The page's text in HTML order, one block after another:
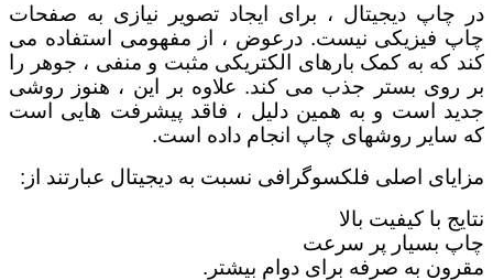
در چاپ دیجیتال ، برای ایجاد تصویر نیازی به صفحات
چاپ فیزیکی نیست. درعوض ، از مفهومی استفاده می
کند که به کمک بارهای الکتریکی مثبت و منفی ، جوهر را
بر روی بستر جذب می کند. علاوه بر این ، هنوز روشی
جدید است و به همین دلیل ، فاقد پیشرفت هایی است
که سایر روشهای چاپ انجام داده است.
مزایای اصلی فلکسوگرافی نسبت به دیجیتال عبارتند از:
نتایج با کیفیت بالا
چاپ بسیار پر سرعت
مقرون به صرفه برای دوام بیشتر.